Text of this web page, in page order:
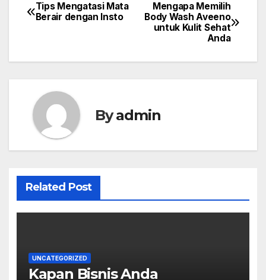
Post
Mengapa Memilih
Body Wash Aveeno
untuk Kulit Sehat
Anda
Tips Mengatasi Mata
Berair dengan Insto
Byadmin
Related Post
UNCATEGORIZED
Kapan Bisnis Anda